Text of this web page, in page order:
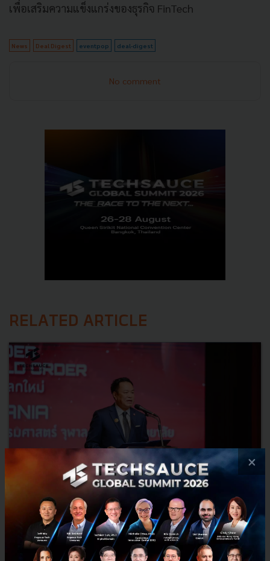
เพื่อเสริมความแข็งแกร่งของธุรกิจ FinTech
News Deal Digest eventpop deal-digest
No comment
RELATED ARTICLE
3 เรื่องที่ประเทศไทยต้อง Focus สร้างคน–นวัตกรรม–ปฏิรูป
ระบบราชการ เพื่อยกระดับขีดความสามารถประเทศ
×